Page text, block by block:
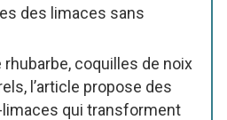
des limaces sans
coquilles de noix
l’article propose des
qui transforment